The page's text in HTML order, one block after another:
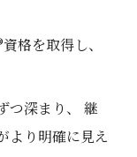
格を取得し、
つ深まり、 継
より明確に見え